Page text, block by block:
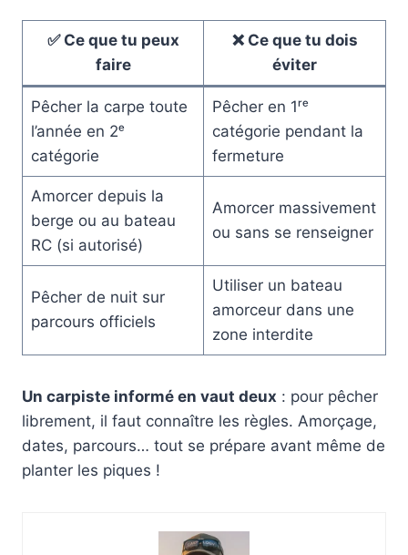
✅ Ce que tu peux
faire
❌ Ce que tu dois
éviter
Pêcher la carpe toute
l’année en 2ᵉ
catégorie
Pêcher en 1ʳᵉ
catégorie pendant la
fermeture
Amorcer depuis la
berge ou au bateau
RC (si autorisé)
Amorcer massivement
ou sans se renseigner
Pêcher de nuit sur
parcours officiels
Utiliser un bateau
amorceur dans une
zone interdite
Un carpiste informé en vaut deux : pour pêcher
librement, il faut connaître les règles. Amorçage,
dates, parcours… tout se prépare avant même de
planter les piques !